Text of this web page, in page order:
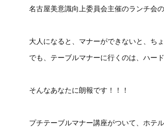
名古屋美意識向上委員会主催のランチ会の
大人になると、マナーができないと、ち
でも、テーブルマナーに行くのは、ハー
そんなあなたに朗報です！！！
プチテーブルマナー講座がついて、ホテ